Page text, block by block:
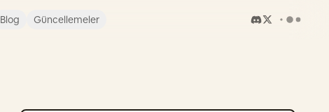
Blog Güncellemeler